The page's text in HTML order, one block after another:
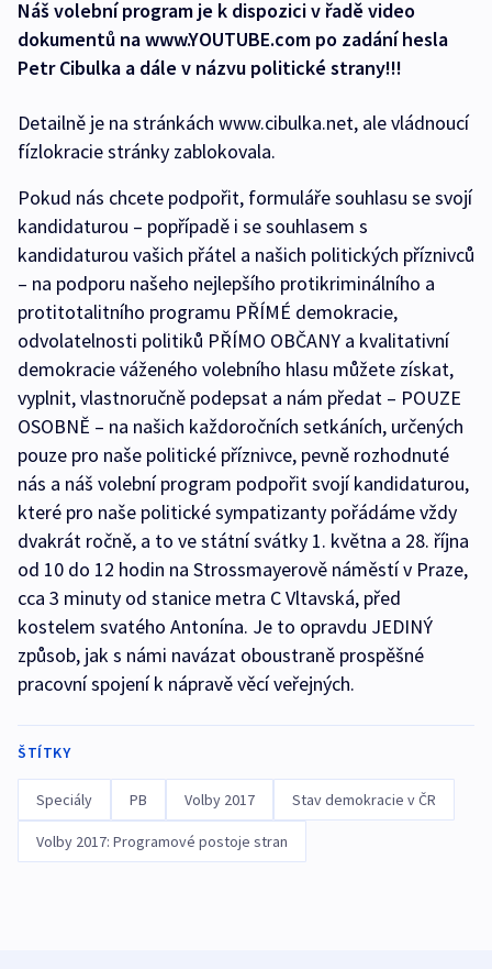
Náš volební program je k dispozici v řadě video
dokumentů na www.YOUTUBE.com po zadání hesla
Petr Cibulka a dále v názvu politické strany!!!
Detailně je na stránkách www.cibulka.net, ale vládnoucí
fízlokracie stránky zablokovala.
Pokud nás chcete podpořit, formuláře souhlasu se svojí
kandidaturou – popřípadě i se souhlasem s
kandidaturou vašich přátel a našich politických příznivců
– na podporu našeho nejlepšího protikriminálního a
protitotalitního programu PŘÍMÉ demokracie,
odvolatelnosti politiků PŘÍMO OBČANY a kvalitativní
demokracie váženého volebního hlasu můžete získat,
vyplnit, vlastnoručně podepsat a nám předat – POUZE
OSOBNĚ – na našich každoročních setkáních, určených
pouze pro naše politické příznivce, pevně rozhodnuté
nás a náš volební program podpořit svojí kandidaturou,
které pro naše politické sympatizanty pořádáme vždy
dvakrát ročně, a to ve státní svátky 1. května a 28. října
od 10 do 12 hodin na Strossmayerově náměstí v Praze,
cca 3 minuty od stanice metra C Vltavská, před
kostelem svatého Antonína. Je to opravdu JEDINÝ
způsob, jak s námi navázat oboustraně prospěšné
pracovní spojení k nápravě věcí veřejných.
ŠTÍTKY
Speciály PB Volby 2017 Stav demokracie v ČR
Volby 2017: Programové postoje stran